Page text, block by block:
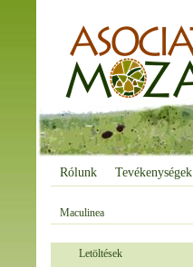
Rólunk Tevékenységek
Maculinea
Letöltések